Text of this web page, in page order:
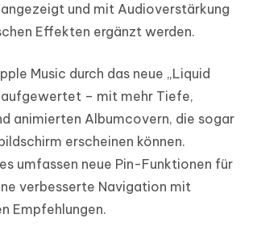
und mit Audioverstärkung
Effekten ergänzt werden.
Music durch das neue „Liquid
aufgewertet – mit mehr Tiefe,
animierten Albumcovern, die sogar
erscheinen können.
umfassen neue Pin-Funktionen für
verbesserte Navigation mit
Empfehlungen.